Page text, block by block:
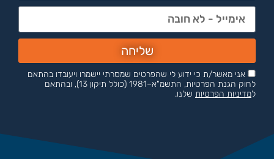
אני מאשר/ת כי ידוע לי שהפרטים שמסרתי יישמרו ויעובדו בהתאם
לחוק הגנת הפרטיות, התשמ"א–1981 (כולל תיקון 13), ובהתאם
למדיניות הפרטיות שלנו.
שליחה